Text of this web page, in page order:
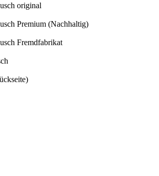
original
Premium (Nachhaltig)
Fremdfabrikat